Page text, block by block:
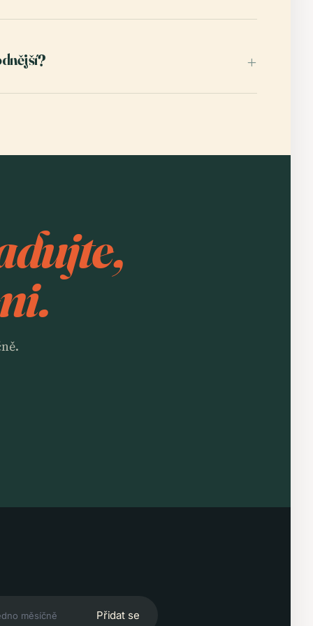
+
Přidat se